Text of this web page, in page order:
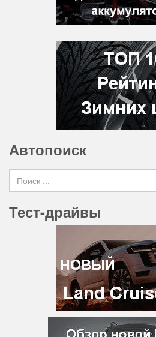
Автопоиск
Search for
Тест-драйвы